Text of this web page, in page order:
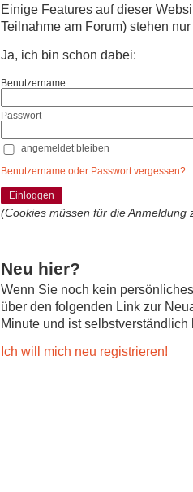
Einige Features auf dieser
Teilnahme am Forum) stehen
Ja, ich bin schon dabei:
Benutzername
Passwort
angemeldet bleiben
Benutzername oder Passwort vergessen?
Einloggen
(Cookies müssen für die Anmeldung
Neu hier?
Wenn Sie noch kein
über den folgenden Link zur
Minute und ist selbstverständlich
Ich will mich neu registrieren!